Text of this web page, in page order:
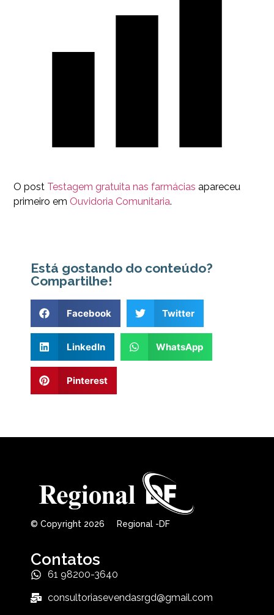
O post Testagem gratuita nas farmácias apareceu
primeiro em Ouvidoria Comunitaria.
Está gostando do conteúdo?
Compartilhe!
Facebook Twitter
LinkedIn WhatsApp
Pinterest
© Copyright 2026 Regional -DF
Contatos
61 98200-3640
consultoriasevendasrgd@gmail.com